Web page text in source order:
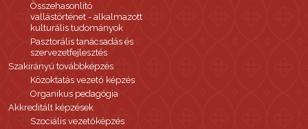
Összehasonlító
vallástörténet - alkalmazott
kulturális tudományok
Pasztorális tanácsadás és
szervezetfejlesztés
Szakirányú továbbképzés
Közoktatás vezető képzés
Organikus pedagógia
Akkreditált képzések
Szociális vezetőképzés